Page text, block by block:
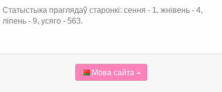
Статыстыка праглядаў старонкі: сення - 1, жнівень - 4,
ліпень - 9, усяго - 563.
Мова сайта